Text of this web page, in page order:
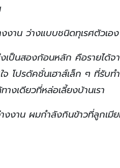
งาน ว่างแบบชนิดทุเรศตัวเอง
งเป็นสองก้อนหลัก คือรายไ
โปรดัคชั่นเฮาส์เล็ก ๆ ที่รับ
งเดียวที่หล่อเลี้ยงบ้านเรา
งาน ผมกำลังกินข้าวที่ลูกเมี